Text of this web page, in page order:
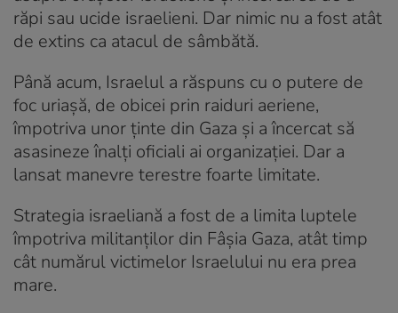
răpi sau ucide israelieni. Dar nimic nu a fost atât
de extins ca atacul de sâmbătă.
Până acum, Israelul a răspuns cu o putere de
foc uriașă, de obicei prin raiduri aeriene,
împotriva unor ținte din Gaza și a încercat să
asasineze înalți oficiali ai organizației. Dar a
lansat manevre terestre foarte limitate.
Strategia israeliană a fost de a limita luptele
împotriva militanților din Fâșia Gaza, atât timp
cât numărul victimelor Israelului nu era prea
mare.